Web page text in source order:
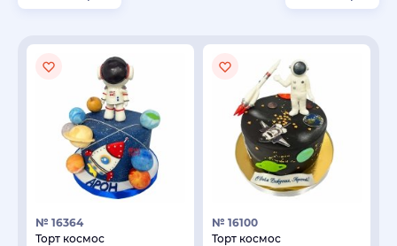
№ 16364
Торт космос
№ 16100
Торт космос